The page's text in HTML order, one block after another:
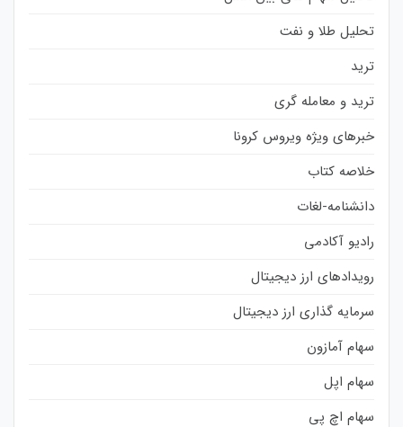
تحلیل طلا و نفت
ترید
ترید و معامله گری
خبرهای ویژه ویروس کرونا
خلاصه کتاب
دانشنامه-لغات
رادیو آکادمی
رویدادهای ارز دیجیتال
سرمایه گذاری ارز دیجیتال
سهام آمازون
سهام اپل
سهام اچ پی